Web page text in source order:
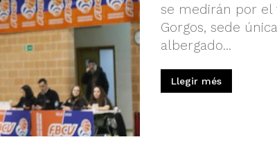
se medirán por el
Gorgos, sede
albergado...
Llegir més